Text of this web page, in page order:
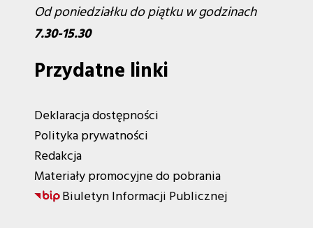
Od poniedziałku do piątku w godzinach
7.30-15.30
Przydatne linki
Deklaracja dostępności
Polityka prywatności
Redakcja
Materiały promocyjne do pobrania
Biuletyn Informacji Publicznej